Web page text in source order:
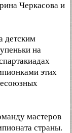
Черкасова и
детским
на
этих
мастеров
страны.